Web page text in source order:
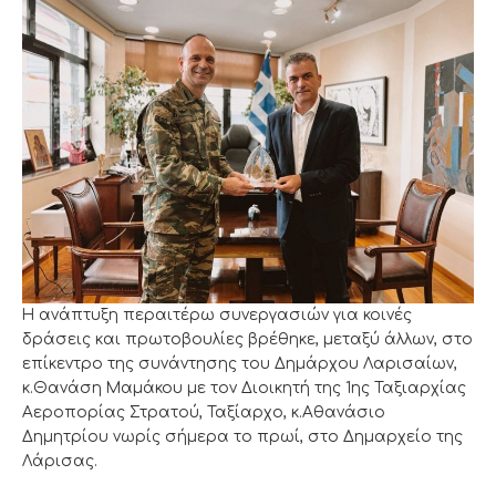
Η ανάπτυξη περαιτέρω συνεργασιών για κοινές
δράσεις και πρωτοβουλίες βρέθηκε, μεταξύ άλλων, στο
επίκεντρο της συνάντησης του Δημάρχου Λαρισαίων,
κ.Θανάση Μαμάκου με τον Διοικητή της 1ης Ταξιαρχίας
Αεροπορίας Στρατού, Ταξίαρχο, κ.Αθανάσιο
Δημητρίου νωρίς σήμερα το πρωί, στο Δημαρχείο της
Λάρισας.